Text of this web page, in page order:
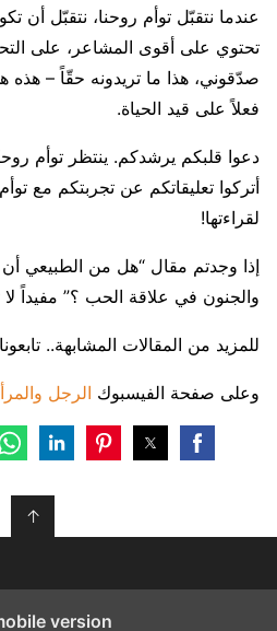
عندما نتقبّل توأم روحنا، نتقبّل أن
تحتوي على أقوى المشاعر، على
صدّقوني، هذا ما تريدونه حقّاً – هذه
فعلاً على قيد الحياة.
دعوا قلبكم يرشدكم. ينتظر توأم
أتركوا تعليقاتكم عن تجربتكم مع
لقراءتها!
إذا وجدتم مقال “هل من الطبيعي أن
والجنون في علاقة الحب ؟” مفيداً
للمزيد من المقالات المشابهة..
وعلى صفحة الفيسبوك الرجل
↑
version